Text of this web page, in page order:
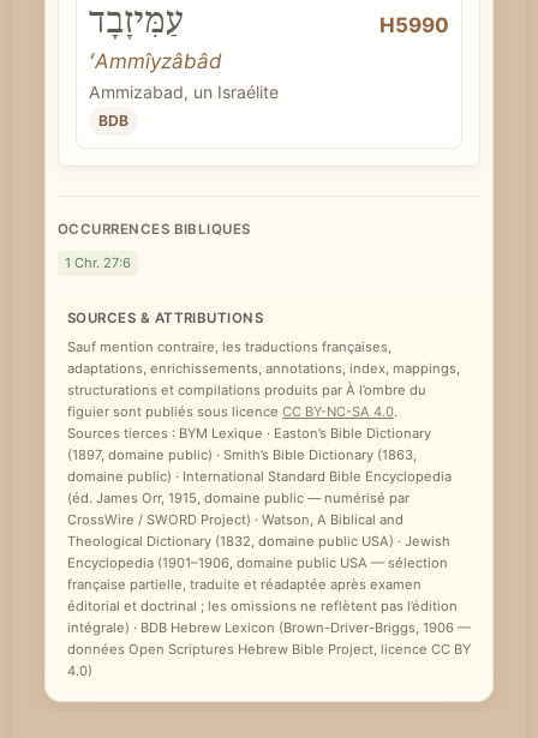
עַמִּיזָבָד
H5990
ʻAmmîyzâbâd
Ammizabad, un Israélite
BDB
OCCURRENCES BIBLIQUES
1 Chr. 27:6
SOURCES & ATTRIBUTIONS
Sauf mention contraire, les traductions françaises,
adaptations, enrichissements, annotations, index, mappings,
structurations et compilations produits par À l’ombre du
figuier sont publiés sous licence CC BY-NC-SA 4.0.
Sources tierces : BYM Lexique · Easton’s Bible Dictionary
(1897, domaine public) · Smith’s Bible Dictionary (1863,
domaine public) · International Standard Bible Encyclopedia
(éd. James Orr, 1915, domaine public — numérisé par
CrossWire / SWORD Project) · Watson, A Biblical and
Theological Dictionary (1832, domaine public USA) · Jewish
Encyclopedia (1901–1906, domaine public USA — sélection
française partielle, traduite et réadaptée après examen
éditorial et doctrinal ; les omissions ne reflètent pas l’édition
intégrale) · BDB Hebrew Lexicon (Brown-Driver-Briggs, 1906 —
données Open Scriptures Hebrew Bible Project, licence CC BY
4.0)